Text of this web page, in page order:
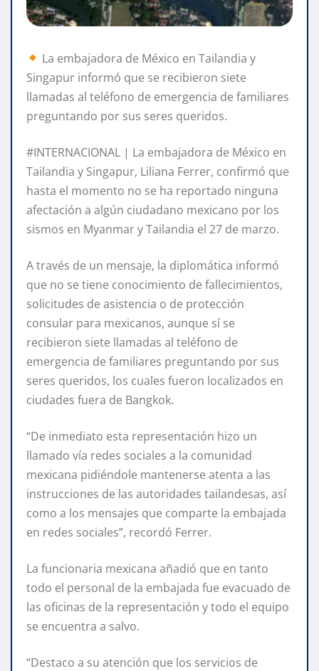
La embajadora de México en Tailandia y
Singapur informó que se recibieron siete
llamadas al teléfono de emergencia de familiares
preguntando por sus seres queridos.
#INTERNACIONAL | La embajadora de México en
Tailandia y Singapur, Liliana Ferrer, confirmó que
hasta el momento no se ha reportado ninguna
afectación a algún ciudadano mexicano por los
sismos en Myanmar y Tailandia el 27 de marzo.
A través de un mensaje, la diplomática informó
que no se tiene conocimiento de fallecimientos,
solicitudes de asistencia o de protección
consular para mexicanos, aunque sí se
recibieron siete llamadas al teléfono de
emergencia de familiares preguntando por sus
seres queridos, los cuales fueron localizados en
ciudades fuera de Bangkok.
“De inmediato esta representación hizo un
llamado vía redes sociales a la comunidad
mexicana pidiéndole mantenerse atenta a las
instrucciones de las autoridades tailandesas, así
como a los mensajes que comparte la embajada
en redes sociales”, recordó Ferrer.
La funcionaria mexicana añadió que en tanto
todo el personal de la embajada fue evacuado de
las oficinas de la representación y todo el equipo
se encuentra a salvo.
“Destaco a su atención que los servicios de